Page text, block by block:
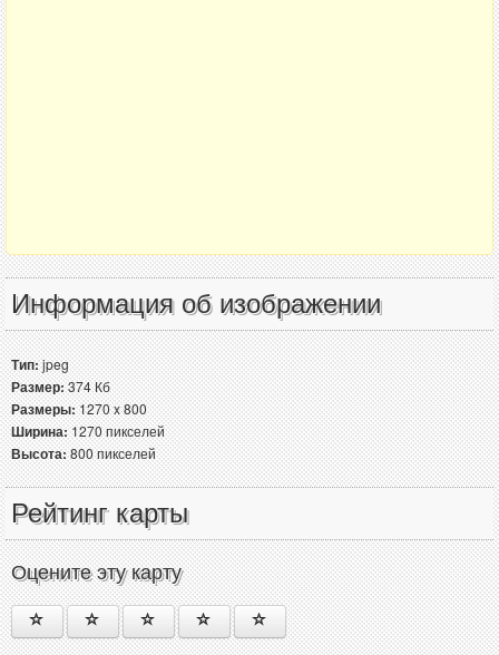
Информация об изображении
Тип:jpeg
Размер:374 Кб
Размеры:1270 x 800
Ширина:1270 пикселей
Высота:800 пикселей
Рейтинг карты
Оцените эту карту